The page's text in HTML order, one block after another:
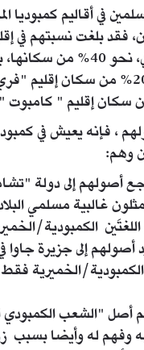
في أقاليم كمبوديا
فقد بلغت نسبتهم في
تشامبيا" الشمالي، نحو 40%
المسلمون نسبة 20% من سكان
، فإنه يعيش في
وهم:
أصولهم إلى دولة
الكمبودية/
إلى جزيرة جاوا
الخميرية
"الشعب الكمبودي
به وفهم له وأيضا بسبب